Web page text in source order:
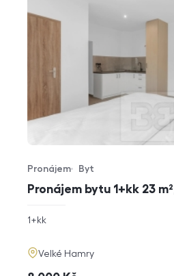
Pronájem bytu 1+kk 23
Typ nabídky
Pronájem
Typ nemovitosti
Byt
rozměry
1+kk
adresa
Velké Hamry